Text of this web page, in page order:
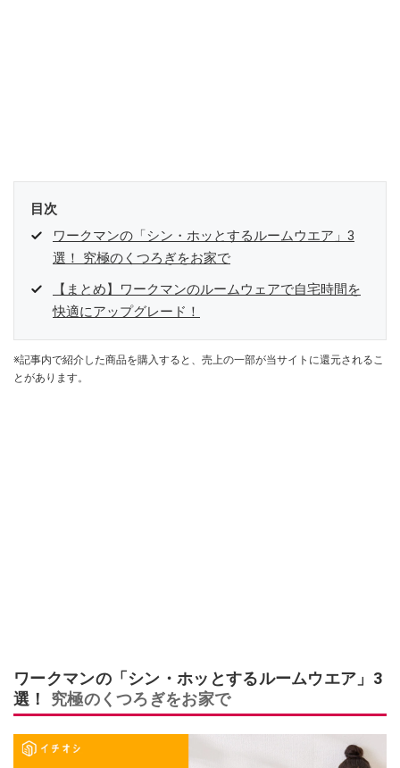
目次
ワークマンの「シン・ホッとするルームウエア」3
選！ 究極のくつろぎをお家で
【まとめ】ワークマンのルームウェアで自宅時間を
快適にアップグレード！
※記事内で紹介した商品を購入すると、売上の一部が当サイトに還元されるこ
とがあります。
ワークマンの「シン・ホッとするルームウエア」3
選！ 究極のくつろぎをお家で